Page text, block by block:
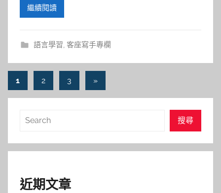
繼續閱讀
語言學習, 客座寫手專欄
文
章
1 2 3
Next
»
搜
搜尋
近期文章